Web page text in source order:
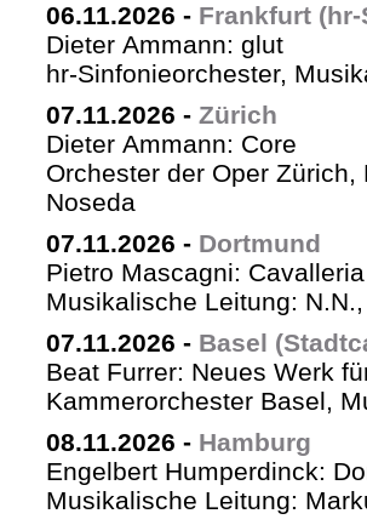
06.11.2026 - Frankfurt (hr-
Dieter Ammann: glut
hr-Sinfonieorchester,
07.11.2026 - Zürich
Dieter Ammann: Core
Orchester der Oper
Noseda
07.11.2026 - Dortmund
Pietro Mascagni:
Musikalische Leitung:
07.11.2026 - Basel
Beat Furrer: Neues Werk
Kammerorchester Basel,
08.11.2026 - Hamburg
Engelbert Humperdinck:
Musikalische Leitung: